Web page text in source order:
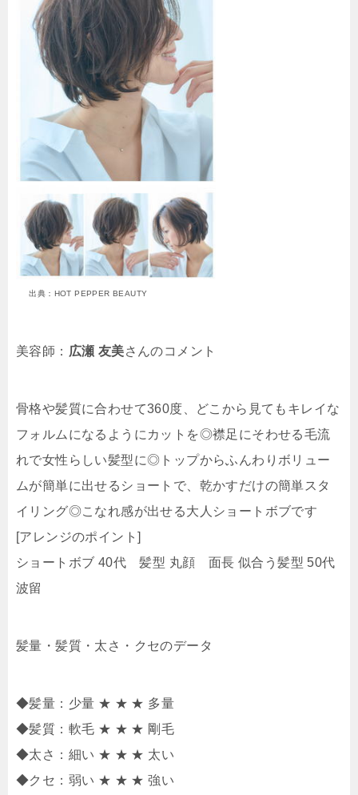
出典：HOT PEPPER BEAUTY
美容師： 広瀬 友美さんのコメント
骨格や髪質に合わせて360度、どこから見てもキレイな
フォルムになるようにカットを◎襟足にそわせる毛流
れで女性らしい髪型に◎トップからふんわりボリュー
ムが簡単に出せるショートで、乾かすだけの簡単スタ
イリング◎こなれ感が出せる大人ショートボブです
[アレンジのポイント]
ショートボブ 40代 髪型 丸顔 面長 似合う髪型 50代
波留
髪量・髪質・太さ・クセのデータ
◆髪量：少量 ★ ★ ★ 多量
◆髪質：軟毛 ★ ★ ★ 剛毛
◆太さ：細い ★ ★ ★ 太い
◆クセ：弱い ★ ★ ★ 強い